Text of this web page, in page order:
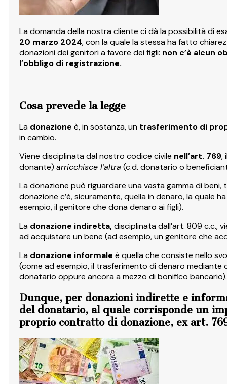
La domanda della nostra cliente ci dà la possibilità di
20 marzo 2024, con la quale la stessa ha fatto
donazioni dei genitori a favore dei figli: non c’è alcun
l’obbligo di registrazione.
Cosa prevede la legge
La donazione è, in sostanza, un trasferimento di
in cambio.
Viene disciplinata dal nostro codice civile nell’art. 769,
donante) arricchisce l’altra (c.d. donatario o
La donazione può riguardare una vasta gamma di
donazione c’è, sicuramente, quella in denaro, la
esempio, il genitore che dona denaro ai figli).
La donazione indiretta,disciplinata dall’art. 809 c.c.,
ad acquistare un bene (ad esempio, un genitore che
La donazione informale è quella che consiste nello
(come ad esempio, il trasferimento di denaro
donatario oppure ancora a mezzo di bonifico bancario).
Dunque, per donazioni indirette e
del donatario, al quale corrisponde un
proprio contratto di donazione, ex art.